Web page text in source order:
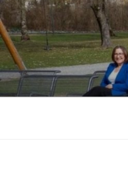
Zum
Inhalt
springen